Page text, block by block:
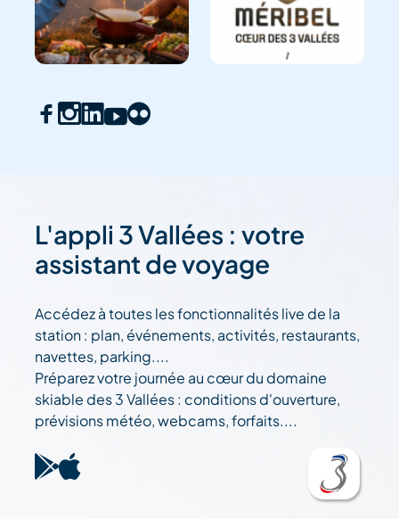
L'appli 3 Vallées : votre
assistant de voyage
Accédez à toutes les fonctionnalités live de la
station : plan, événements, activités, restaurants,
navettes, parking....
Préparez votre journée au cœur du domaine
skiable des 3 Vallées : conditions d'ouverture,
prévisions météo, webcams, forfaits....